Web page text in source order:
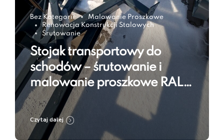
Bez Kategorii
Malowanie Proszkowe
Renowacja Konstrukcji Stalowych
Śrutowanie
Stojak transportowy do
schodów – śrutowanie i
malowanie proszkowe RAL
7016
Czytaj dalej